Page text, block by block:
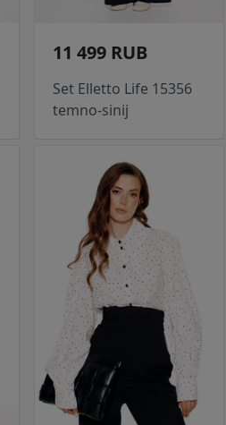
11 499 RUB
Set Elletto Life 15356
temno-sinij